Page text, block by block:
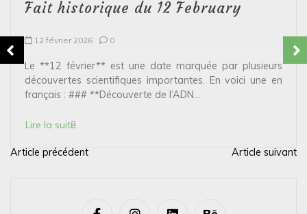
Fait historique du 12 February
12 février 2026 0
Le **12 février** est une date marquée par plusieurs
découvertes scientifiques importantes. En voici une en
français : ### **Découverte de l’ADN...
Lire la suite
N
Article précédent Article suivant